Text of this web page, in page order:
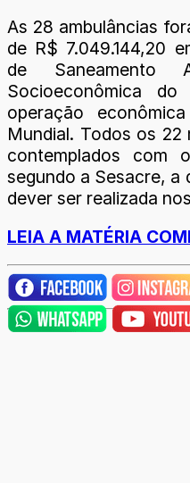
As 28 ambulâncias
de R$ 7.049.144,20
de Saneamento
Socioeconômica
operação
Mundial. Todos os
contemplados com
segundo a Sesacre, a
dever ser realizada
LEIA A MATÉRIA